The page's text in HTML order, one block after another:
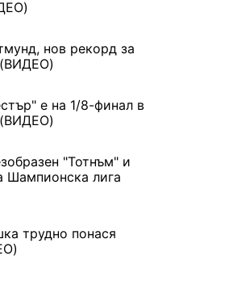
нов рекорд за
е на 1/8-финал в
"Тотнъм" и
Шампионска лига
трудно понася